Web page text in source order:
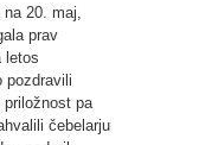
20. maj,
prav
letos
pozdravili
pa
čebelarju